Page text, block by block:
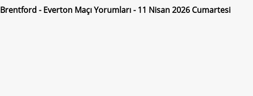
Brentford - Everton Maçı Yorumları - 11 Nisan 2026 Cumartesi